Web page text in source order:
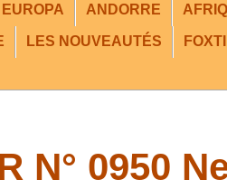
EUROPA ANDORRE
LES NOUVEAUTÉS
N° 0950